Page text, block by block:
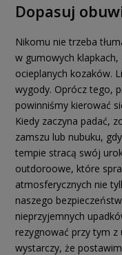
Dopasuj
Nikomu nie trzeba
w gumowych
ocieplanych kozaków.
wygody. Oprócz tego,
powinniśmy kierować
Kiedy zaczyna padać,
zamszu lub nubuku,
tempie stracą swój
outdoroowe, które
atmosferycznych nie
naszego
nieprzyjemnych
rezygnować przy tym
wystarczy, że